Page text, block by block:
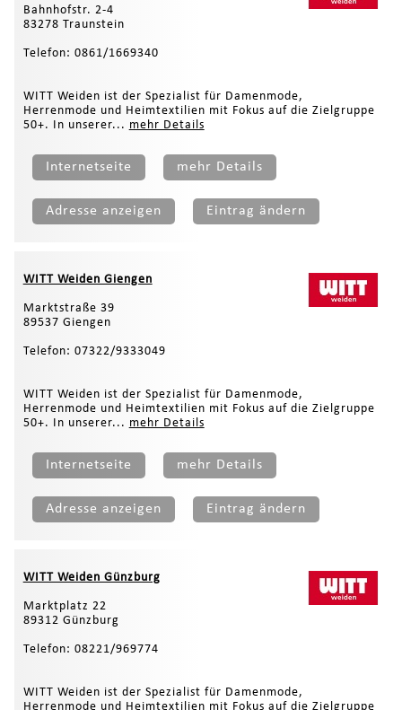
Bahnhofstr. 2-4
83278 Traunstein
Telefon: 0861/1669340
WITT Weiden ist der Spezialist für Damenmode,
Herrenmode und Heimtextilien mit Fokus auf die Zielgruppe
50+. In unserer... mehr Details
Internetseite mehr Details
Adresse anzeigen Eintrag ändern
WITT Weiden Giengen
Marktstraße 39
89537 Giengen
Telefon: 07322/9333049
WITT Weiden ist der Spezialist für Damenmode,
Herrenmode und Heimtextilien mit Fokus auf die Zielgruppe
50+. In unserer... mehr Details
Internetseite mehr Details
Adresse anzeigen Eintrag ändern
WITT Weiden Günzburg
Marktplatz 22
89312 Günzburg
Telefon: 08221/969774
WITT Weiden ist der Spezialist für Damenmode,
Herrenmode und Heimtextilien mit Fokus auf die Zielgruppe